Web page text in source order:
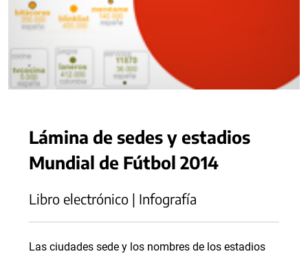
Lámina de sedes y estadios
Mundial de Fútbol 2014
Libro electrónico | Infografía
Las ciudades sede y los nombres de los estadios